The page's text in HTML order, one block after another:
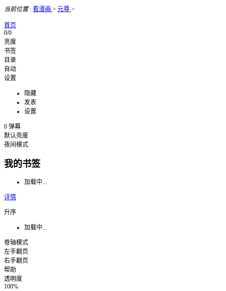
当前位置: 看漫画 > 元尊 >
首页
0/0
亮度
书签
目录
自动
设置
隐藏
发表
设置
0 弹幕
默认亮度
夜间模式
我的书签
加载中...
详情
升序
加载中...
卷轴模式
左手翻页
右手翻页
帮助
透明度
100%